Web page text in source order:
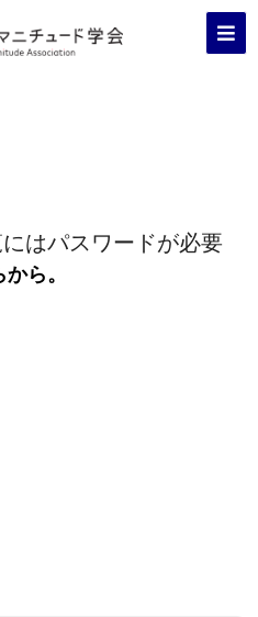
はパスワードが必要
ら。